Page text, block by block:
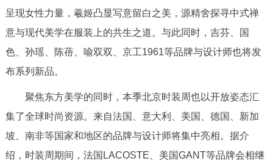
多语种
한국어
ESPAÑOL العربية PORTUGUÊS
ITALIANO
呈现女性力量，羲姬凸显写意留白之美，源精舍探寻中式禅
意与现代美学在服装上的共生之道。与此同时，吉芬、国
色、孙瑶、陈蓓、喻双双、京工1961等品牌与设计师也将发
布系列新品。
聚焦东方美学的同时，本季北京时装周也以开放姿态汇
集了全球时尚资源。来自法国、意大利、美国、德国、新加
坡、南非等国家和地区的品牌与设计师将集中亮相。据介
绍，时装周期间，法国LACOSTE、美国GANT等品牌会相继